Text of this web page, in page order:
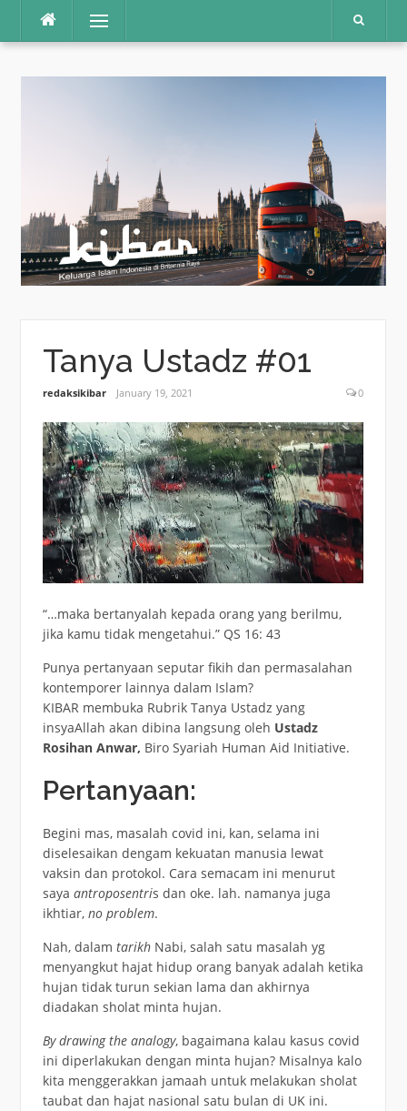
content
Menu
Tanya Ustadz #01
redaksikibar January 19, 2021 0
“…maka bertanyalah kepada orang yang berilmu,
jika kamu tidak mengetahui.” QS 16: 43
Punya pertanyaan seputar fikih dan permasalahan
kontemporer lainnya dalam Islam?
KIBAR membuka Rubrik Tanya Ustadz yang
insyaAllah akan dibina langsung oleh Ustadz
Rosihan Anwar, Biro Syariah Human Aid Initiative.
Pertanyaan:
Begini mas, masalah covid ini, kan, selama ini
diselesaikan dengam kekuatan manusia lewat
vaksin dan protokol. Cara semacam ini menurut
saya antroposentris dan oke. lah. namanya juga
ikhtiar, no problem.
Nah, dalam tarikh Nabi, salah satu masalah yg
menyangkut hajat hidup orang banyak adalah ketika
hujan tidak turun sekian lama dan akhirnya
diadakan sholat minta hujan.
By drawing the analogy, bagaimana kalau kasus covid
ini diperlakukan dengan minta hujan? Misalnya kalo
kita menggerakkan jamaah untuk melakukan sholat
taubat dan hajat nasional satu bulan di UK ini.